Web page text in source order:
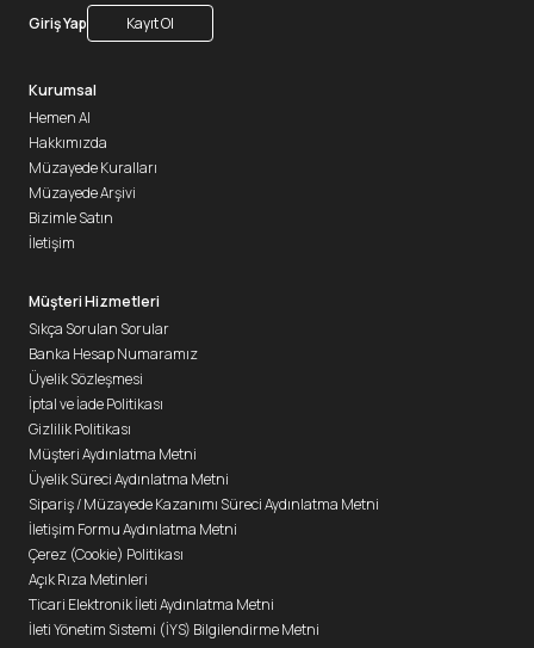
Giriş Yap Kayıt Ol
Kurumsal
Hemen Al
Hakkımızda
Müzayede Kuralları
Müzayede Arşivi
Bizimle Satın
İletişim
Müşteri Hizmetleri
Sıkça Sorulan Sorular
Banka Hesap Numaramız
Üyelik Sözleşmesi
İptal ve İade Politikası
Gizlilik Politikası
Müşteri Aydınlatma Metni
Üyelik Süreci Aydınlatma Metni
Sipariş / Müzayede Kazanımı Süreci Aydınlatma Metni
İletişim Formu Aydınlatma Metni
Çerez (Cookie) Politikası
Açık Rıza Metinleri
Ticari Elektronik İleti Aydınlatma Metni
İleti Yönetim Sistemi (İYS) Bilgilendirme Metni